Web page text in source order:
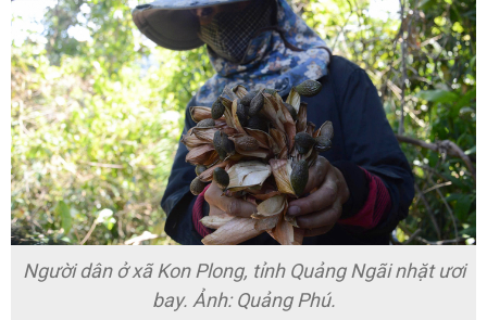
Người dân ở xã Kon Plong, tỉnh Quảng Ngãi nhặt ươi
bay. Ảnh: Quảng Phú.